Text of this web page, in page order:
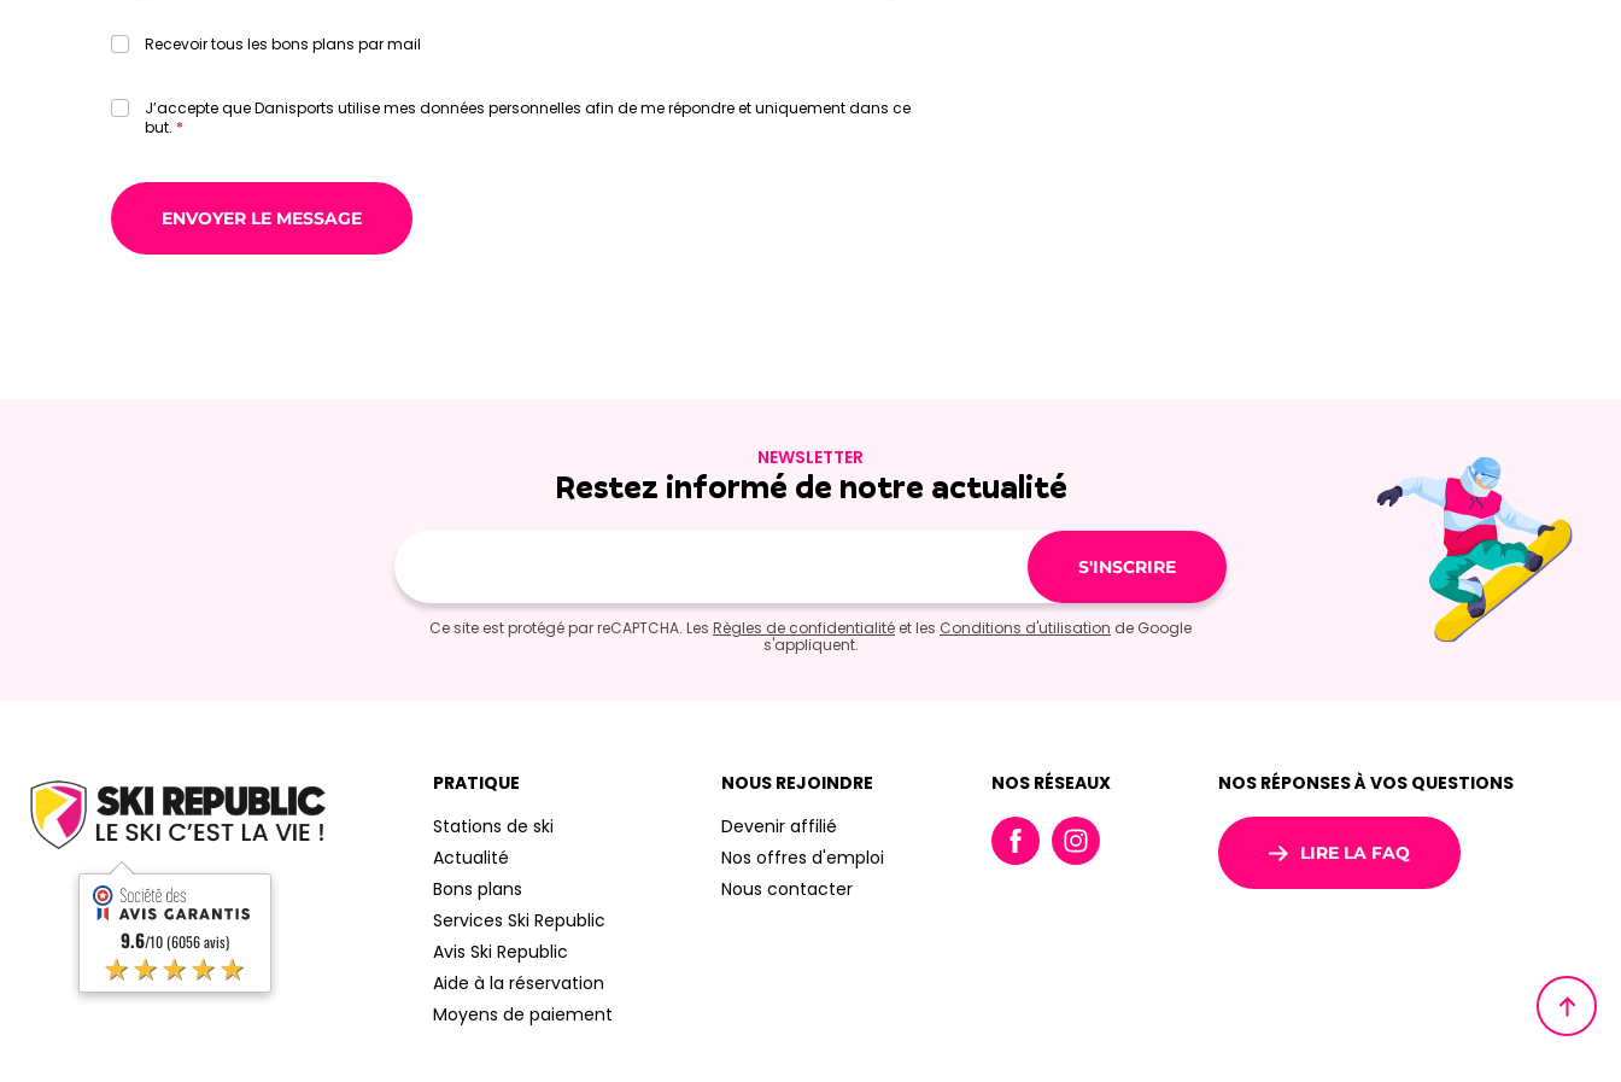
Recevoir tous les bons plans par mail
J’accepte que Danisports utilise mes données personnelles afin de me répondre et uniquement dans ce
but.
NEWSLETTER
Restez informé de notre actualité
mail
Ce site est protégé par reCAPTCHA. Les Règles de confidentialité et les Conditions d'utilisation de Google
s'appliquent.
9.6/10 (6056 avis)
★★★★★
PRATIQUE
Stations de ski
Actualité
Bons plans
Services Ski Republic
Avis Ski Republic
Aide à la réservation
Moyens de paiement
NOUS REJOINDRE
Devenir affilié
Nos offres d'emploi
Nous contacter
NOS RÉSEAUX NOS RÉPONSES À VOS QUESTIONS
LIRE LA FAQ